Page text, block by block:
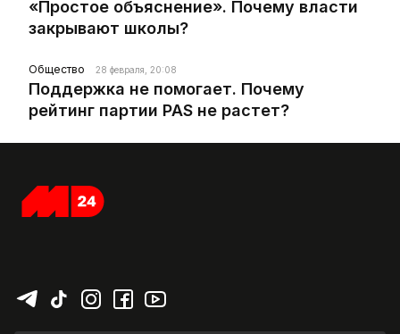
«Простое объяснение». Почему власти
закрывают школы?
Общество 28 февраля, 20:08
Поддержка не помогает. Почему
рейтинг партии PAS не растет?